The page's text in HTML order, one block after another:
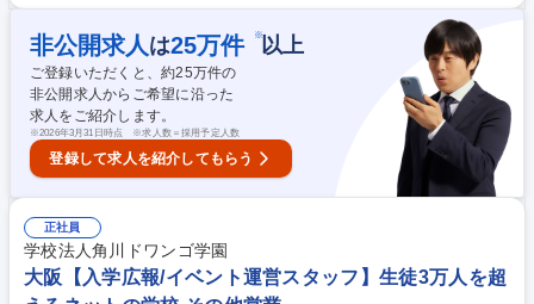
は】・コマース事業の戦略立案および事業推進 ・催事やポップアップ等の
企画統括、売上・収益管理・関係取引先との折衝、アライアンス推進・新
規チャネルの企画開発・部門メンバーの育成・組織マネジメント※リアル
な顧客接点の創出・販促を重視したポジションです。全国出張が発生しま
す。 募集職種 【直販・催事の企画統括/部課長クラス】プレミアム湯田ヨ
ーグルトの直販・催事
非公開求人 は25万件 ※以上
ご登録いただくと、約25万件の
非公開求人からご希望に沿った
求人をご紹介します。
※2026年3月31日時点 ※求人数＝採用予定人数
登録して求人を紹介してもらう
正社員
学校法人角川ドワンゴ学園
大阪【入学広報/イベント運営スタッフ】生徒3万人を超